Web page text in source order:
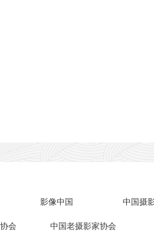
影像中国 中国摄
会 中国老摄影家协会